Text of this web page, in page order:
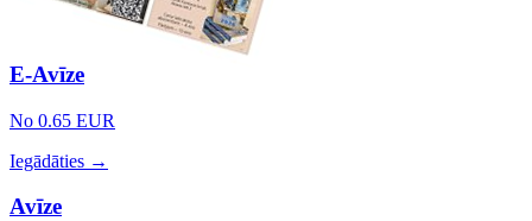
E-Avīze
No 0.65 EUR
Iegādāties →
Avīze